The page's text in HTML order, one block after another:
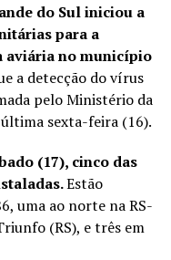
do Sul iniciou a
para a
aviária no município
a detecção do vírus
pelo Ministério da
sexta-feira (16).
(17), cinco das
Estão
uma ao norte na RS-
(RS), e três em